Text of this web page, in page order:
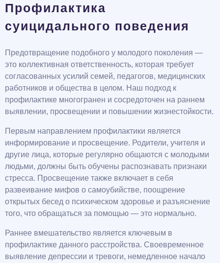
Профилактика
суицидального поведения
Предотвращение подобного у молодого поколения —
это коллективная ответственность, которая требует
согласованных усилий семей, педагогов, медицинских
работников и общества в целом. Наш подход к
профилактике многогранен и сосредоточен на раннем
выявлении, просвещении и повышении жизнестойкости.
Первым направлением профилактики является
информирование и просвещение. Родители, учителя и
другие лица, которые регулярно общаются с молодыми
людьми, должны быть обучены распознавать признаки
стресса. Просвещение также включает в себя
развеивание мифов о самоубийстве, поощрение
открытых бесед о психическом здоровье и разъяснение
того, что обращаться за помощью — это нормально.
Раннее вмешательство является ключевым в
профилактике данного расстройства. Своевременное
выявление депрессии и тревоги, немедленное начало